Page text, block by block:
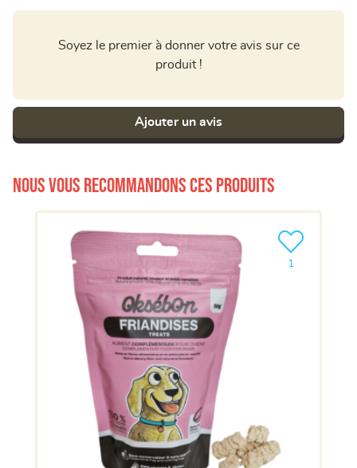
Soyez le premier à donner votre avis sur ce
produit !
Ajouter un avis
Nous vous recommandons ces produits
1
Ajouter le